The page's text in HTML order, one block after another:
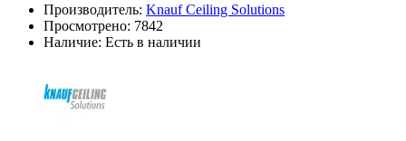
Производитель: Knauf Сeiling Solutions
Просмотрено: 7842
Наличие: Есть в наличии